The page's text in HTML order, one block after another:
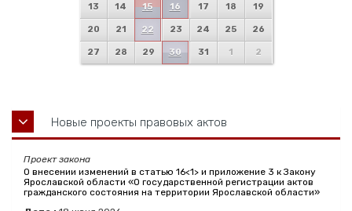
13 14 15 16 17 18 19
20 21 22 23 24 25 26
27 28 29 30 31 1 2
Новые проекты правовых актов
Проект закона
О внесении изменений в статью 16<1> и приложение 3 к Закону
Ярославской области «О государственной регистрации актов
гражданского состояния на территории Ярославской области»